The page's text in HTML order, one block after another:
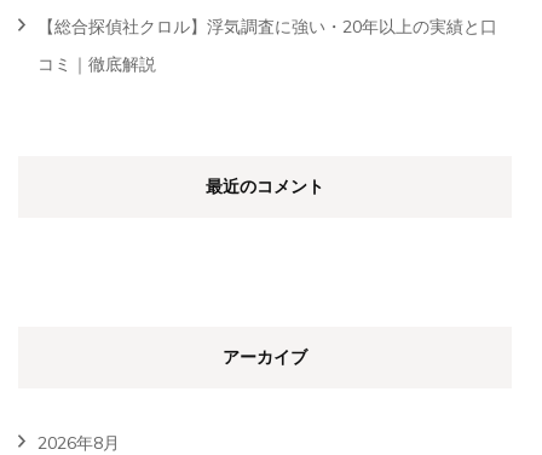
【総合探偵社クロル】浮気調査に強い・20年以上の実績と口
コミ｜徹底解説
最近のコメント
アーカイブ
2026年8月